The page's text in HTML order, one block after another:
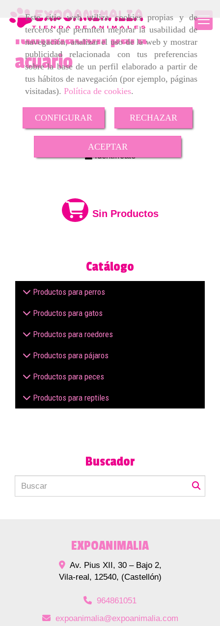
Este sitio web utiliza cookies propias y de
terceros que permiten mejorar la usabilidad de
navegación, analizar el uso de la web y mostrar
publicidad relacionada con tus preferencias
sobre la base de un perfil elaborado a partir de
tus hábitos de navegación (por ejemplo, páginas
visitadas). Política de cookies.
CONFIGURAR RECHAZAR
ACEPTAR
Iluminación para
acuario
Identifícate
Sin Productos
Catálogo
Productos para perros
Productos para gatos
Productos para roedores
Productos para pájaros
Productos para peces
Productos para reptiles
Buscador
EXPOANIMALIA
Av. Pius XII, 30 – Bajo 2,
Vila-real, 12540, (Castellón)
964861051
expoanimalia
expoanimalia.com